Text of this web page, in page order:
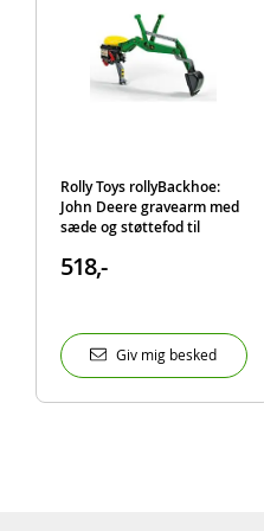
Rolly Toys rollyBackhoe:
John Deere gravearm med
sæde og støttefod til
518,-
Giv mig besked